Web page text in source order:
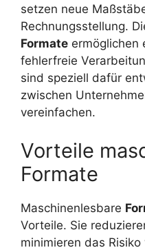
setzen neue
Rechnungsstellung.
Formate ermöglichen
fehlerfreie
sind speziell dafür
zwischen
vereinfachen.
Vorteile
Formate
Maschinenlesbare
Vorteile. Sie
minimieren das